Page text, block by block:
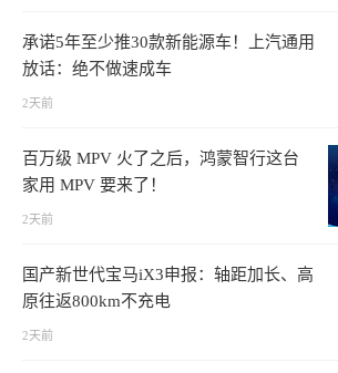
承诺5年至少推30款新能源车！上汽通用
放话：绝不做速成车
2天前
百万级 MPV 火了之后，鸿蒙智行这台
家用 MPV 要来了！
2天前
国产新世代宝马iX3申报：轴距加长、高
原往返800km不充电
2天前